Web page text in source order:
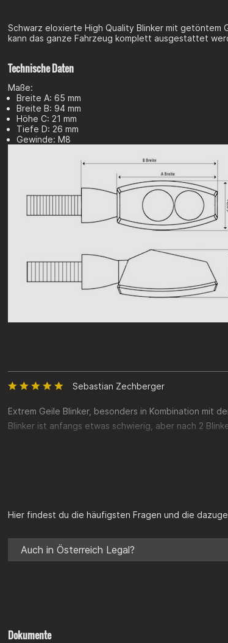
Schwarz eloxierte High Quality Blinker mit getöntem
kann das ganze Fahrzeug komplett ausgestattet
Technische Daten
Maße:
Breite A: 65 mm
Breite B: 94 mm
Höhe C: 21 mm
Tiefe D: 26 mm
Gewinde: M8
Sebastian Zechberger
Extrem Geile Blinker, besonders in Kombination mit
Blinker ist anfangs etwas schwierig, aber nach 2
Hier findest du die häufigsten Fragen und die
Auch in Österreich Legal?
Dokumente